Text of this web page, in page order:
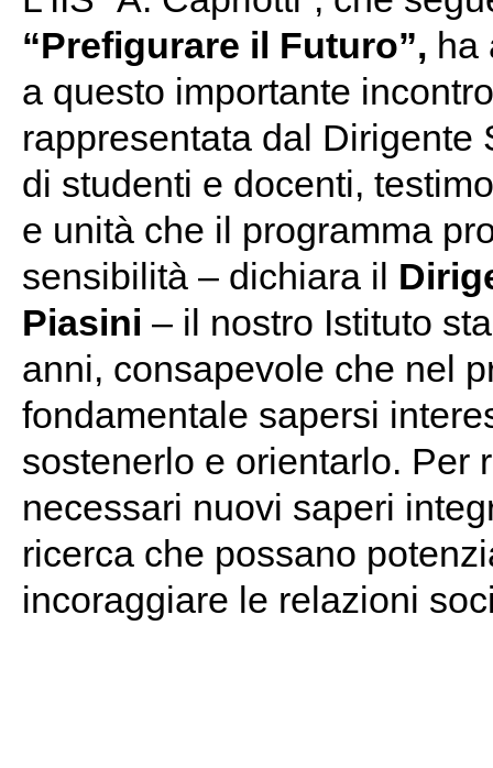
“Prefigurare il Futuro”, ha
a questo importante
rappresentata dal
di studenti e docenti,
e unità che il programma
sensibilità – dichiara il
Piasini – il nostro Istituto
anni, consapevole che nel
fondamentale sapersi
sostenerlo e orientarlo. Per
necessari nuovi saperi
ricerca che possano
incoraggiare le relazioni